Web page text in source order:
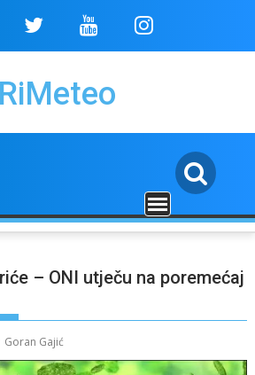
RiMeteo
– ONI utječu na poremećaj
Goran Gajić